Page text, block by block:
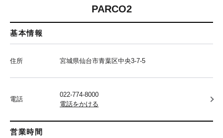
PARCO2
基本情報
住所 宮城県仙台市青葉区中央3-7-5
電話
022-774-8000
電話をかける
営業時間